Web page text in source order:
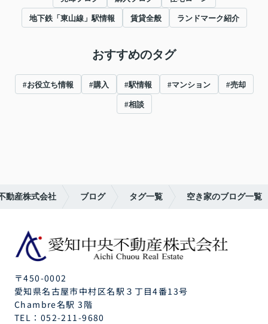
地下鉄「東山線」駅情報 賃貸全般 ランドマーク紹介
おすすめのタグ
#お役立ち情報 #購入 #駅情報 #マンション #売却
#相談
動産株式会社 ブログ タグ一覧 空き家のブログ一覧
〒450-0002
愛知県名古屋市中村区名駅３丁目4番13号
Chambre名駅 3階
TEL： 052-211-9680